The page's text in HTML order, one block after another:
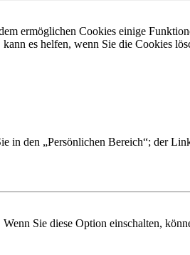
ermöglichen Cookies einige
es helfen, wenn Sie die Cookies
in den „Persönlichen Bereich“; der
Sie diese Option einschalten,